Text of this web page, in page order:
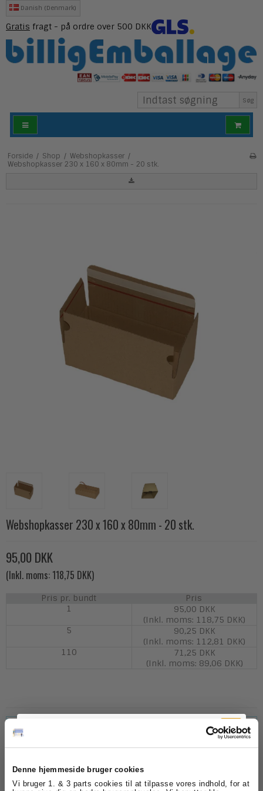
Denne hjemmeside bruger cookies
Vi bruger 1. & 3 parts cookies til at tilpasse vores indhold, for at
Danish (Denmark)
Gratis fragt - på ordre over 500 DKK
Søg
Forside / Shop / Webshopkasser /
Webshopkasser 230 x 160 x 80mm - 20 stk.
Webshopkasser 230 x 160 x 80mm - 20 stk.
95,00 DKK
(Inkl. moms: 118,75 DKK)
Pris pr. bundt
Pris
1
95,00 DKK
(Inkl. moms: 118,75 DKK)
5
90,25 DKK
(Inkl. moms: 112,81 DKK)
110
71,25 DKK
(Inkl. moms: 89,06 DKK)
Model/Varenr.: